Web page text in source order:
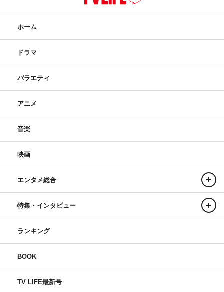
ホーム
ドラマ
バラエティ
アニメ
音楽
映画
エンタメ総合
特集・インタビュー
ランキング
BOOK
TV LIFE最新号